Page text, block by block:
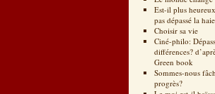
Est-il plus
pas dépassé la
Choisir sa vie
Ciné-philo:
différences?
Green book
Sommes-nous
progrès?